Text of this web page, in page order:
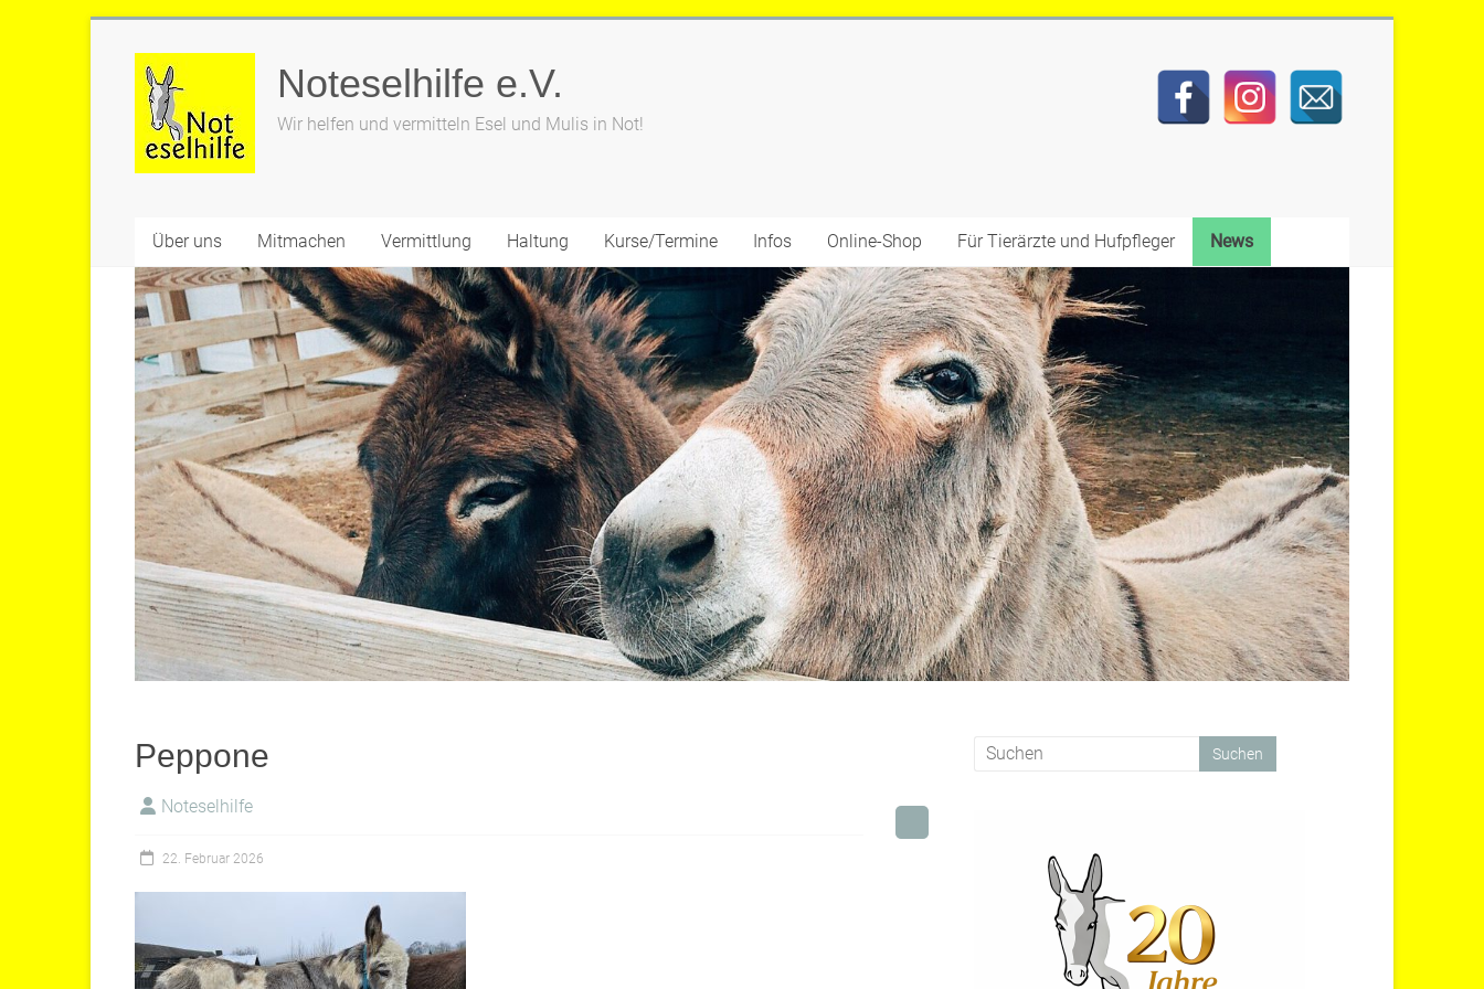
springen
Noteselhilfe e.V.
Wir helfen und vermitteln Esel und Mulis in Not!
Über uns Mitmachen Vermittlung Haltung Kurse/Termine Infos Online-Shop Für Tierärzte und Hufpfleger News
Peppone
Noteselhilfe
22. Februar 2026